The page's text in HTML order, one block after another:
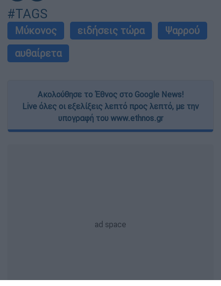
#TAGS
Μύκονος ειδήσεις τώρα
Ψαρρού
αυθαίρετα
Ακολούθησε το Έθνος στο Google News!
Live όλες οι εξελίξεις λεπτό προς λεπτό, με την
υπογραφή του www.ethnos.gr